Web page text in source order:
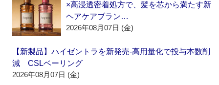
×高浸透密着処方で、髪を芯から満たす新
ヘアケアブラン…
2026年08月07日 (金)
【新製品】ハイゼントラを新発売‐高用量化で投与本数削
減 CSLベーリング
2026年08月07日 (金)